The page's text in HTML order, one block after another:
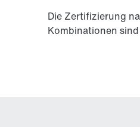
Die Zertifizierung
Kombinationen